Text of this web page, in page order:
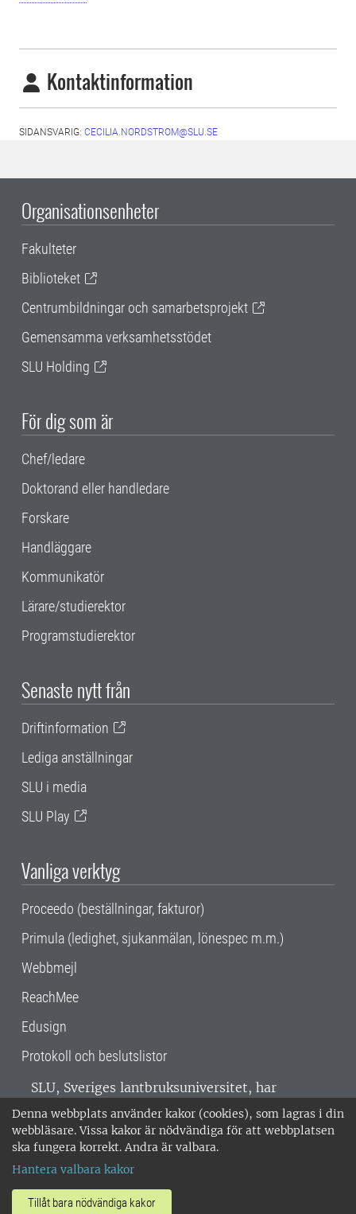
Denna webbplats använder kakor (cookies), som lagras i din
webbläsare. Vissa kakor är nödvändiga för att webbplatsen
ska fungera korrekt. Andra är valbara.
Hantera valbara kakor
Tillåt bara nödvändiga kakor
Kontaktinformation
SIDANSVARIG: CECILIA.NORDSTROM@SLU.SE
Organisationsenheter
Fakulteter
Biblioteket
Centrumbildningar och samarbetsprojekt
Gemensamma verksamhetsstödet
SLU Holding
För dig som är
Chef/ledare
Doktorand eller handledare
Forskare
Handläggare
Kommunikatör
Lärare/studierektor
Programstudierektor
Senaste nytt från
Driftinformation
Lediga anställningar
SLU i media
SLU Play
Vanliga verktyg
Proceedo (beställningar, fakturor)
Primula (ledighet, sjukanmälan, lönespec m.m.)
Webbmejl
ReachMee
Edusign
Protokoll och beslutslistor
SLU, Sveriges lantbruksuniversitet, har
verksamhet över hela Sverige. Huvudorter är
Alnarp, Uppsala och Umeå.SLU är
miljöcertifierat enligt ISO 14001. •
018-67 10 00 • Org nr: 202100-2817 •
Om SLU:s webbplatser